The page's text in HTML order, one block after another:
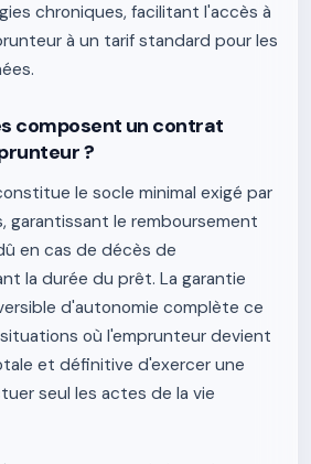
chroniques, facilitant l'accès à
à un tarif standard pour les
composent un contrat
?
le socle minimal exigé par
garantissant le remboursement
en cas de décès de
la durée du prêt. La garantie
d'autonomie complète ce
où l'emprunteur devient
et définitive d'exercer une
seul les actes de la vie